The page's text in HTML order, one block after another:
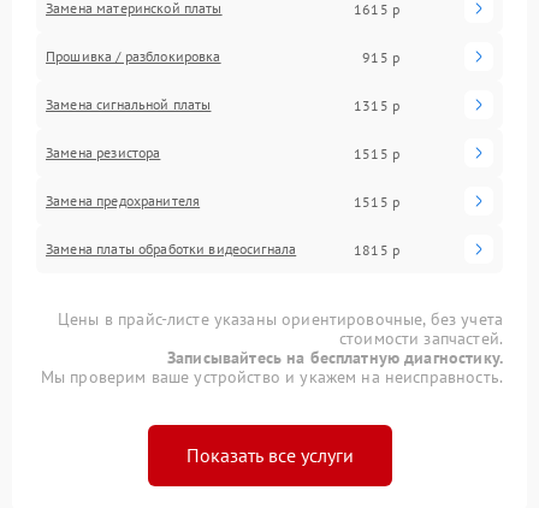
Замена материнской платы 1615 р
Прошивка / разблокировка 915 р
Замена сигнальной платы 1315 р
Замена резистора 1515 р
Замена предохранителя 1515 р
Замена платы обработки видеосигнала 1815 р
Цены в прайс-листе указаны ориентировочные, без учета
стоимости запчастей.
Записывайтесь на бесплатную диагностику.
Мы проверим ваше устройство и укажем на неисправность.
Показать все услуги